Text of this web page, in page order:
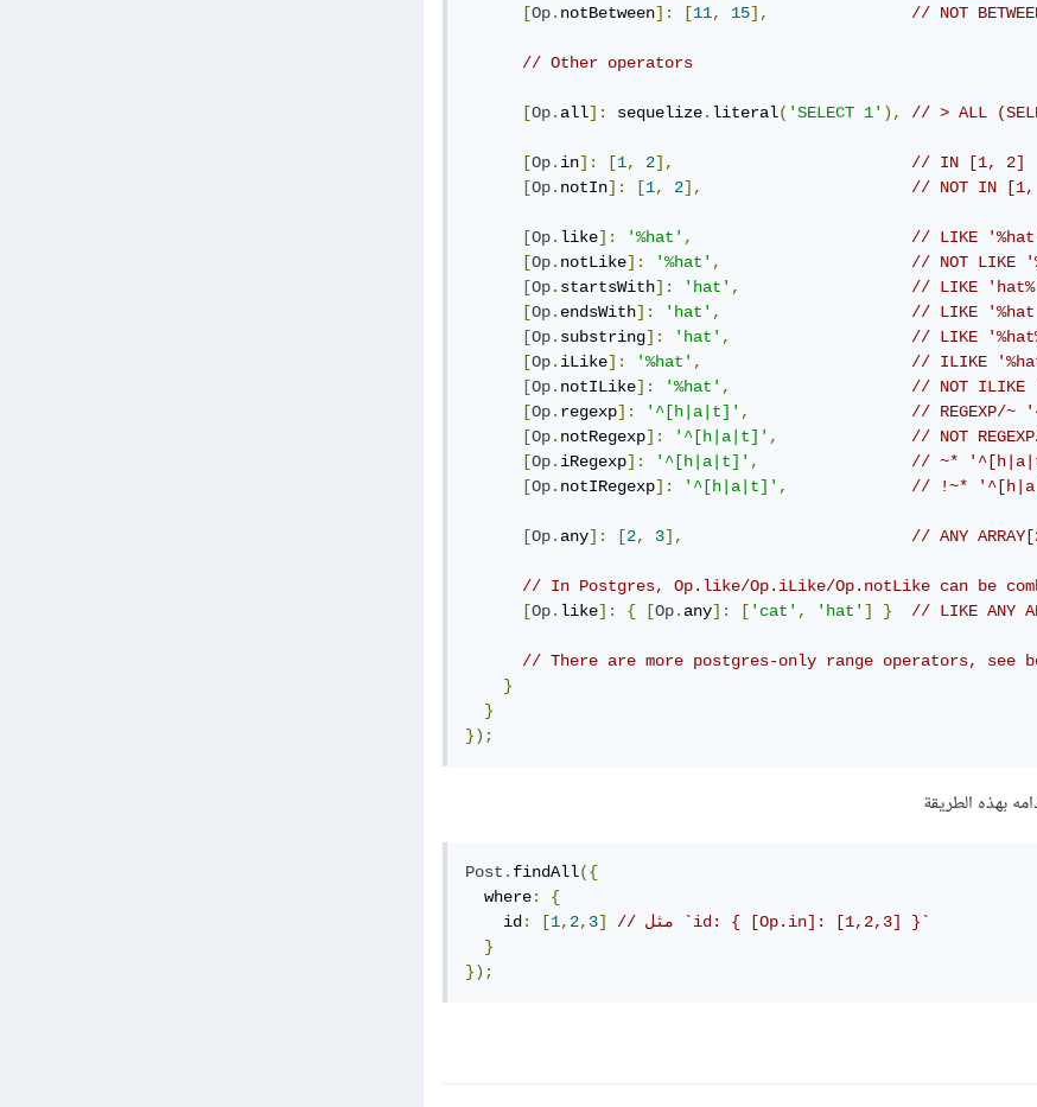
[Op. notBetween]: [11, 15], // NOT
// Other operators
[Op. all]: sequelize. literal( 'SELECT 1' ), // > ALL
[Op. in]: [1, 2],
// IN [1, 2]
[Op. notIn]: [1, 2], // NOT IN
[Op. like]: '%hat' ,
// LIKE
[Op. notLike]: '%hat' ,
// NOT LIKE
[Op. startsWith]: 'hat' ,
// LIKE
[Op. endsWith]: 'hat' ,
// LIKE
[Op. substring]: 'hat' ,
// LIKE
[Op. iLike]: '%hat' ,
// ILIKE
[Op. notILike]: '%hat' ,
// NOT
[Op. regexp]: '^[h|a|t]' ,
// REGEXP/~
[Op. notRegexp]: '^[h|a|t]' ,
// NOT
[Op. iRegexp]: '^[h|a|t]' ,
// ~*
[Op. notIRegexp]: '^[h|a|t]' , // !~*
[Op. any]: [2, 3], // ANY
// In Postgres, Op.like/Op.iLike/Op.notLike can be
[Op. like]: { [Op. any]: [ 'cat' , 'hat' ] } // LIKE ANY
// There are more postgres-only range operators, see
}
}
});
Post . findAll({
  where
:
{
    id
: [1, 2, 3]
// مثل `id: { [Op.in]: [1,2,3] }`
}
});